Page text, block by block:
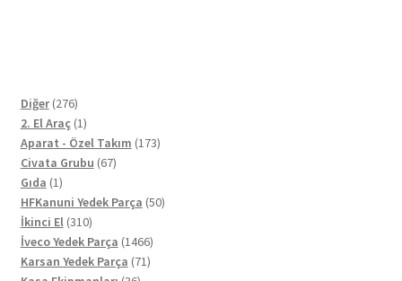
Diğer 276276
ürün
2. El Araç 11
ürün
Aparat - Özel Takım 173173
Civata Grubu 6767
Gıda 11
ürün
HFKanuni Yedek Parça 5050
İkinci El 310310
ürün
İveco Yedek Parça 14661466
ürün
Karsan Yedek Parça 7171